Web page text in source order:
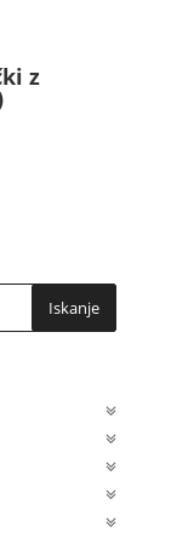
z
Iskanje